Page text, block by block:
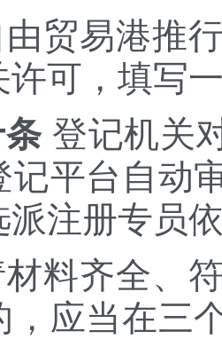
贸易港推
许可，填写
登记机关
记平台自动
派注册专员
料齐全、
，应当在三